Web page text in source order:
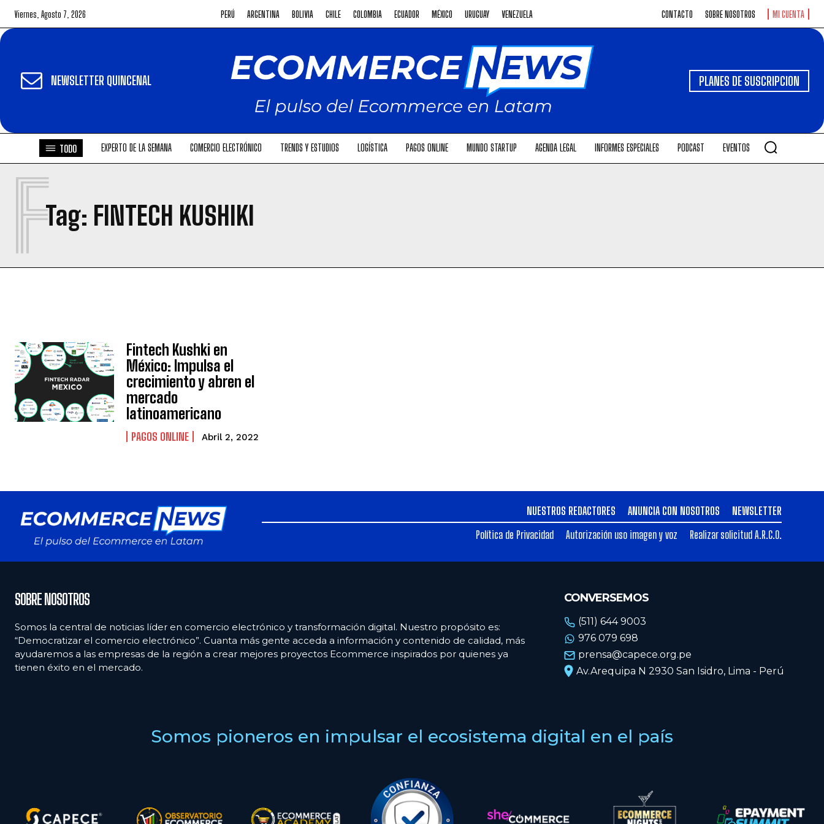
Viernes, Agosto 7, 2026 PERÚ ARGENTINA BOLIVIA CHILE COLOMBIA ECUADOR MÉXICO URUGUAY VENEZUELA CONTACTO SOBRE NOSOTROS MI CUENTA
NEWSLETTER QUINCENAL PLANES DE SUSCRIPCION
TODO EXPERTO DE LA SEMANA COMERCIO ELECTRÓNICO TRENDS Y ESTUDIOS LOGÍSTICA PAGOS ONLINE MUNDO STARTUP AGENDA LEGAL INFORMES ESPECIALES PODCAST EVENTOS
Tag: FINTECH KUSHIKI
F
Fintech Kushki en
México: Impulsa el
crecimiento y abren el
mercado
latinoamericano
PAGOS ONLINE Abril 2, 2022
NUESTROS REDACTORES ANUNCIA CON NOSOTROS
NEWSLETTER
Política de Privacidad
Autorización uso imagen y voz Realizar solicitud A.R.C.O.
SOBRE NOSOTROS
Somos la central de noticias líder en comercio electrónico y transformación digital. Nuestro propósito es:
“Democratizar el comercio electrónico”. Cuanta más gente acceda a información y contenido de calidad, más
ayudaremos a las empresas de la región a crear mejores proyectos Ecommerce inspirados por quienes ya
tienen éxito en el mercado.
CONVERSEMOS
(511) 644 9003
976 079 698
prensa@capece.org.pe
Av.Arequipa N 2930 San Isidro, Lima - Perú
Somos pioneros en impulsar el ecosistema digital en el país